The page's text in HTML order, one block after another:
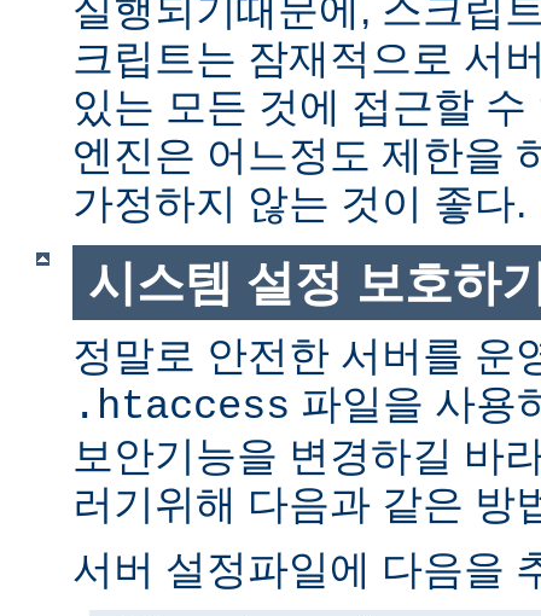
실행되기때문에, 스크립
크립트는 잠재적으로 서
있는 모든 것에 접근할
엔진은 어느정도 제한을
가정하지 않는 것이 좋다.
시스템 설정 보호하
정말로 안전한 서버를 운
.htaccess 파일을 사용
보안기능을 변경하길 바
러기위해 다음과 같은 방
서버 설정파일에 다음을